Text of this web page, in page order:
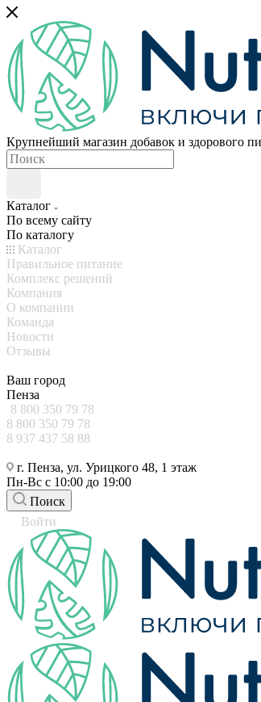
Крупнейший магазин добавок и здорового
Каталог
По всему сайту
По каталогу
Каталог
Правильное питание
Комплекс решений
Компания
О компании
Команда
Новости
Отзывы
Ваш город
Пенза
8 800 350 79 78
8 800 350 79 78
8 937 437 58 88
г. Пенза, ул. Урицкого 48, 1 этаж
Пн-Вс с 10:00 до 19:00
Поиск
Войти